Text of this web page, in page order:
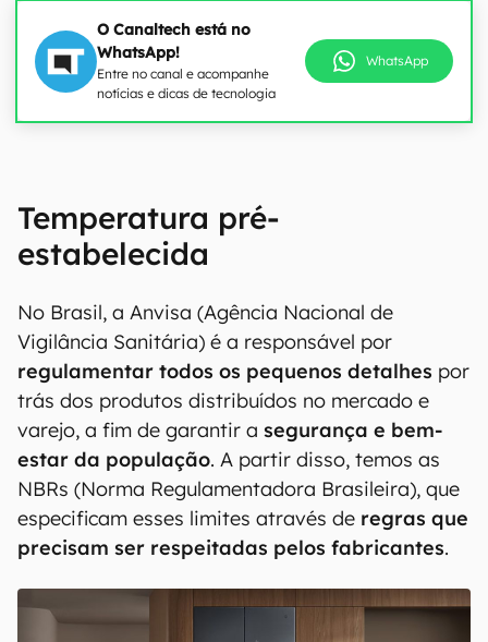
O Canaltech está no
WhatsApp!
Entre no canal e acompanhe
notícias e dicas de tecnologia
WhatsApp
00:00/ 04:51
Temperatura pré-
estabelecida
No Brasil, a Anvisa (Agência Nacional de
Vigilância Sanitária) é a responsável por
regulamentar todos os pequenos detalhes